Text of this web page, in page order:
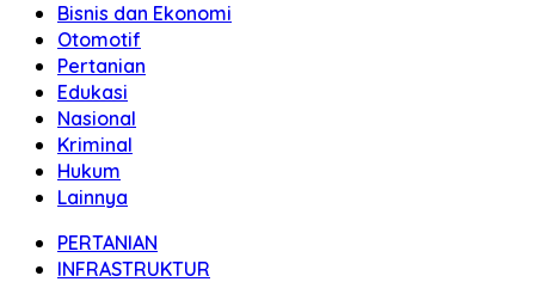
Bisnis dan Ekonomi
Otomotif
Pertanian
Edukasi
Nasional
Kriminal
Hukum
Lainnya
PERTANIAN
INFRASTRUKTUR